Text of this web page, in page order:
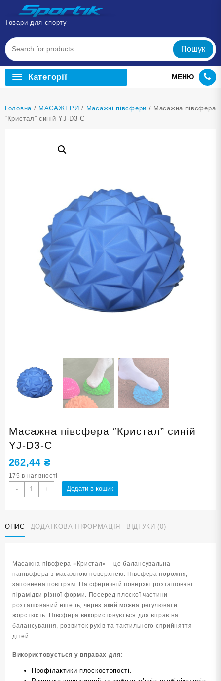
Перейти
вмісту
Товари для спорту
Пошук
Категорії МЕНЮ
Головна / МАСАЖЕРИ / Масажні півсфери / Масажна півсфера
“Кристал” синій YJ-D3-С
Масажна півсфера “Кристал” синій
YJ-D3-С
262,44₴
175 в наявності
-
Масажна
півсфера
YJ-
D3-
+ Додати в кошик
ОПИС ДОДАТКОВА ІНФОРМАЦІЯ ВІДГУКИ (0)
Масажна півсфера «Кристал» – це балансувальна
напівсфера з масажною поверхнею. Півсфера порожня,
заповнена повітрям. На сферичній поверхні розташовані
пірамідки різної форми. Посеред плоскої частини
розташований ніпель, через який можна регулювати
жорсткість. Півсфера використовується для вправ на
балансування, розвиток рухів та тактильного сприйняття
дітей.
Використовується у вправах для:
Профілактики плоскостопості.